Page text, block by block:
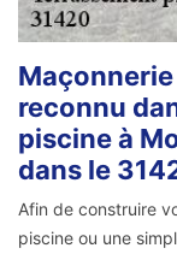
reconnu
piscine à
dans le
Afin de construire
piscine ou une